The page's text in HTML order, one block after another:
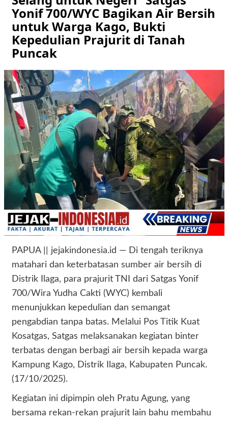
Yonif 700/WYC Bagikan Air Bersih
untuk Warga Kago, Bukti
Kepedulian Prajurit di Tanah
Puncak
PAPUA || jejakindonesia.id — Di tengah teriknya
matahari dan keterbatasan sumber air bersih di
Distrik Ilaga, para prajurit TNI dari Satgas Yonif
700/Wira Yudha Cakti (WYC) kembali
menunjukkan kepedulian dan semangat
pengabdian tanpa batas. Melalui Pos Titik Kuat
Kosatgas, Satgas melaksanakan kegiatan binter
terbatas dengan berbagi air bersih kepada warga
Kampung Kago, Distrik Ilaga, Kabupaten Puncak.
(17/10/2025).
Kegiatan ini dipimpin oleh Pratu Agung, yang
bersama rekan-rekan prajurit lain bahu membahu